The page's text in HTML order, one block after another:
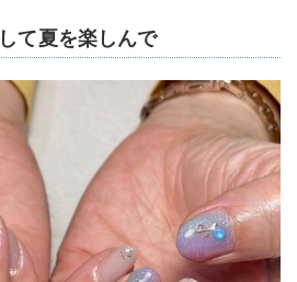
て夏を楽しんで